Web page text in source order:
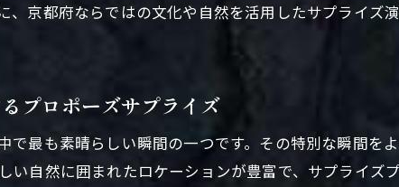
感動を生むプロポーズの体
特別な体験を提供するため
一生に一度の瞬間京都府でプ
プロポーズを京都府で行う
、京都府ならではの文化や自然を活用したサプライ
プロポーズサプライズ
で最も素晴らしい瞬間の一つです。その特別な瞬間
い自然に囲まれたロケーションが豊富で、サプライズ